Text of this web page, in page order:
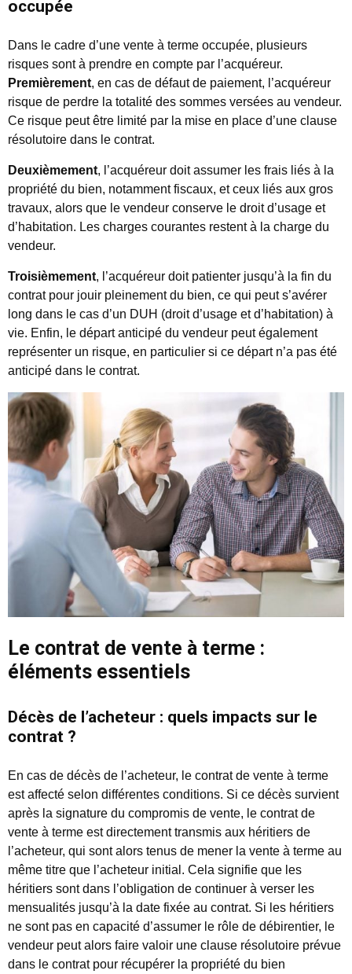
occupée
Dans le cadre d’une vente à terme occupée, plusieurs
risques sont à prendre en compte par l’acquéreur.
Premièrement, en cas de défaut de paiement, l’acquéreur
risque de perdre la totalité des sommes versées au vendeur.
Ce risque peut être limité par la mise en place d’une clause
résolutoire dans le contrat.
Deuxièmement, l’acquéreur doit assumer les frais liés à la
propriété du bien, notamment fiscaux, et ceux liés aux gros
travaux, alors que le vendeur conserve le droit d’usage et
d’habitation. Les charges courantes restent à la charge du
vendeur.
Troisièmement, l’acquéreur doit patienter jusqu’à la fin du
contrat pour jouir pleinement du bien, ce qui peut s’avérer
long dans le cas d’un DUH (droit d’usage et d’habitation) à
vie. Enfin, le départ anticipé du vendeur peut également
représenter un risque, en particulier si ce départ n’a pas été
anticipé dans le contrat.
Le contrat de vente à terme :
éléments essentiels
Décès de l’acheteur : quels impacts sur le
contrat ?
En cas de décès de l’acheteur, le contrat de vente à terme
est affecté selon différentes conditions. Si ce décès survient
après la signature du compromis de vente, le contrat de
vente à terme est directement transmis aux héritiers de
l’acheteur, qui sont alors tenus de mener la vente à terme au
même titre que l’acheteur initial. Cela signifie que les
héritiers sont dans l’obligation de continuer à verser les
mensualités jusqu’à la date fixée au contrat. Si les héritiers
ne sont pas en capacité d’assumer le rôle de débirentier, le
vendeur peut alors faire valoir une clause résolutoire prévue
dans le contrat pour récupérer la propriété du bien